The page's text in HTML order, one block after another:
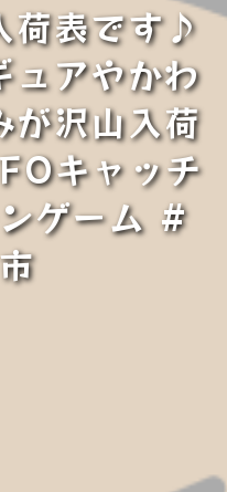
荷表です♪
ュアやかわ
が沢山入荷
キャッチ
ゲーム #